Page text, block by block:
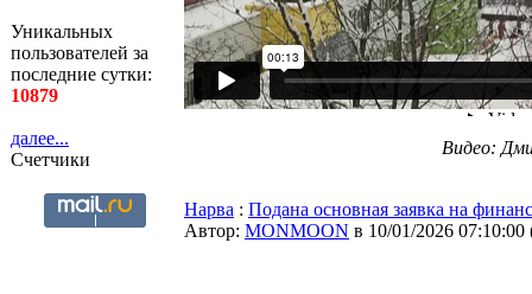
Уникальных
пользователей за
последние сутки:
10879
далее...
Счетчики
Видео:
Нарва : Подана основная заявка на
Автор: MONMOON в 10/01/2026 07:10:00